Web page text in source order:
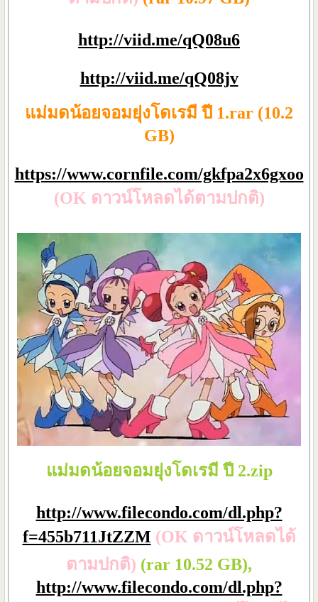
http://viid.me/qQ08u6
http://viid.me/qQ08jv
แม่มดน้อยจอมยุ่งโดเรมี ปี 1.rar (10.2
GB)
https://www.cornfile.com/gkfpa2x6gxoo
(OK ดาวน์โหลดได้ตามปกติ)
แม่มดน้อยจอมยุ่งโดเรมี ปี 2.zip
http://www.filecondo.com/dl.php?
f=455b711JtZZM (OK ดาวน์โหลดได้
ตามปกติ) (rar 10.52 GB),
http://www.filecondo.com/dl.php?